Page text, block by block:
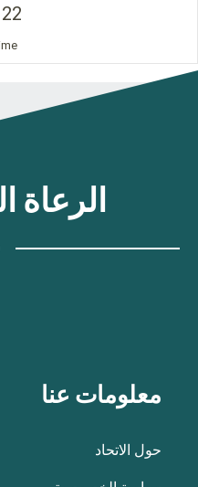
22
الرعاة
معلومات عنا
حول الاتحاد